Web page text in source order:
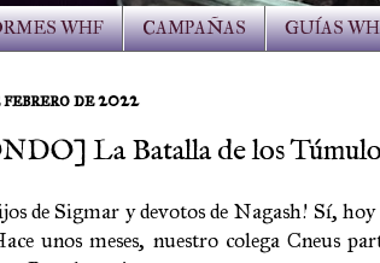
WHF CAMPAÑAS GUÍAS
de 2022
La Batalla de los
de Sigmar y devotos de Nagash! Sí,
unos meses, nuestro colega Cneus